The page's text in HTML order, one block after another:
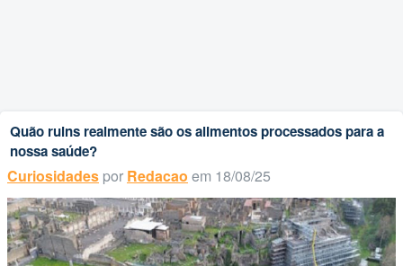
Quão ruins realmente são os alimentos processados para a
nossa saúde?
Curiosidades por Redacao em 18/08/25